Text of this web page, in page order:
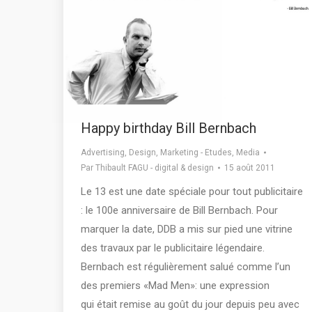
Happy birthday Bill Bernbach
Advertising, Design, Marketing - Etudes, Media
Par Thibault FAGU - digital & design 15 août 2011
Le 13 est une date spéciale pour tout publicitaire
: le 100e anniversaire de Bill Bernbach. Pour
marquer la date, DDB a mis sur pied une vitrine
des travaux par le publicitaire légendaire.
Bernbach est régulièrement salué comme l’un
des premiers «Mad Men»: une expression
qui était remise au goût du jour depuis peu avec